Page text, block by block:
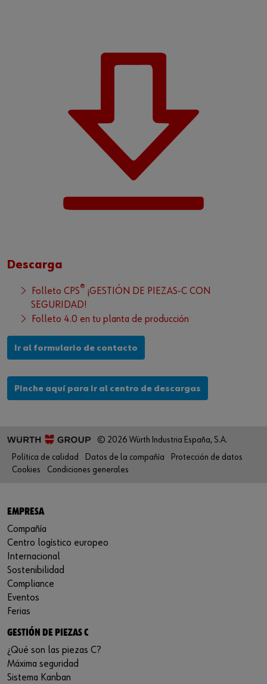
Descarga
Folleto CPS® ¡GESTIÓN DE PIEZAS-C CON
SEGURIDAD!
Folleto 4.0 en tu planta de producción
Ir al formulario de contacto
Pinche aquí para ir al centro de descargas
© 2026 Würth Industria España, S.A.
Política de calidad
Datos de la compañía
Protección de datos
Cookies
Condiciones generales
EMPRESA
Compañía
Centro logístico europeo
Internacional
Sostenibilidad
Compliance
Eventos
Ferias
GESTIÓN DE PIEZAS C
¿Qué son las piezas C?
Máxima seguridad
Sistema Kanban